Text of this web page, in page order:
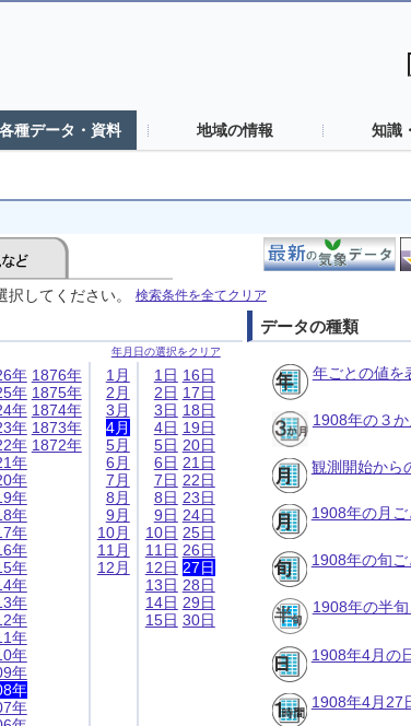
各種データ・資料 地域の情報 知識
してください。 検索条件を全てクリア
年月日の選択をクリア
年
年
年
年
年
年
年
年
年
年
年
年
年
年
年
年
年
年
年
年
1876年
1875年
1874年
1873年
1872年
1月
2月
3月
4月
5月
6月
7月
8月
9月
10月
11月
12月
1日
2日
3日
4日
5日
6日
7日
8日
9日
10日
11日
12日
13日
14日
15日
16日
17日
18日
19日
20日
21日
22日
23日
24日
25日
26日
27日
28日
29日
30日
データの種類
年ごとの値を
1908年の３
観測開始から
1908年の月
1908年の旬
1908年の半
1908年4月の
1908年4月27